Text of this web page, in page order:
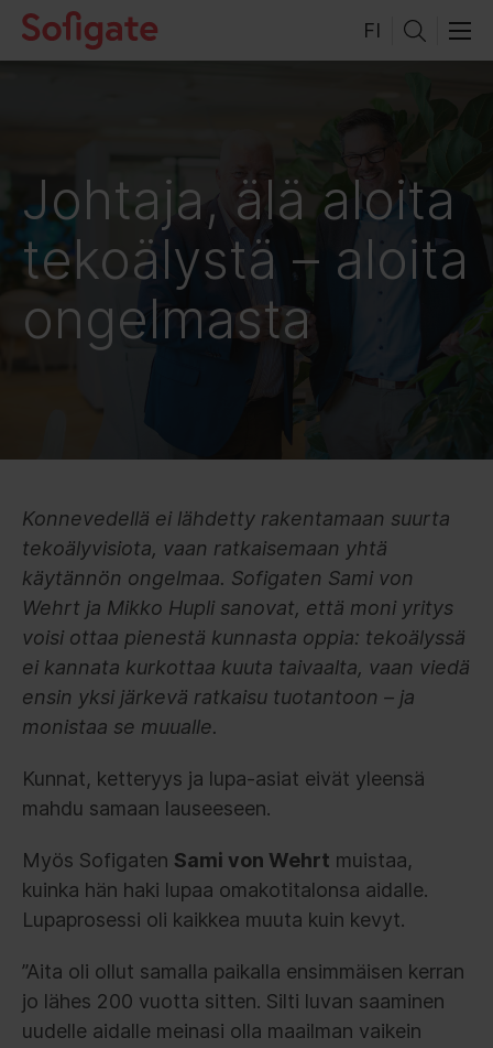
Hyppää
sisältöön
FI
Johtaja, älä aloita
tekoälystä – aloita
ongelmasta
Konnevedellä ei lähdetty rakentamaan suurta
tekoälyvisiota, vaan ratkaisemaan yhtä
käytännön ongelmaa. Sofigaten Sami von
Wehrt ja Mikko Hupli sanovat, että moni yritys
voisi ottaa pienestä kunnasta oppia: tekoälyssä
ei kannata kurkottaa kuuta taivaalta, vaan viedä
ensin yksi järkevä ratkaisu tuotantoon – ja
monistaa se muualle.
Kunnat, ketteryys ja lupa-asiat eivät yleensä
mahdu samaan lauseeseen.
Myös Sofigaten Sami von Wehrt muistaa,
kuinka hän haki lupaa omakotitalonsa aidalle.
Lupaprosessi oli kaikkea muuta kuin kevyt.
”Aita oli ollut samalla paikalla ensimmäisen kerran
jo lähes 200 vuotta sitten. Silti luvan saaminen
uudelle aidalle meinasi olla maailman vaikein